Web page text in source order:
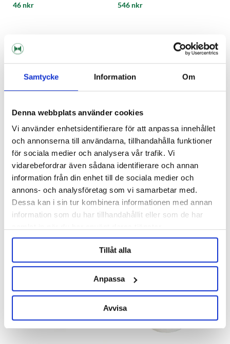
Samtycke Information Om
Denna webbplats använder cookies
Vi använder enhetsidentifierare för att anpassa innehållet
och annonserna till användarna, tillhandahålla funktioner
för sociala medier och analysera vår trafik. Vi
vidarebefordrar även sådana identifierare och annan
information från din enhet till de sociala medier och
annons- och analysföretag som vi samarbetar med.
Dessa kan i sin tur kombinera informationen med annan
information som du har tillhandahållit eller som de har
Tillåt alla
Anpassa
Avvisa
46 nkr 546 nkr
Silicone Bung 17 / 22 MM Silicone Bung 18 / 24 MM
27 nkr